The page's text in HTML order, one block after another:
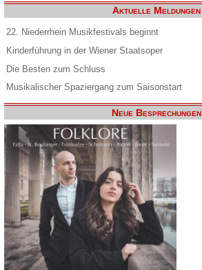
Aktuelle Meldungen
22. Niederrhein Musikfestivals beginnt
Kinderführung in der Wiener Staatsoper
Die Besten zum Schluss
Musikalischer Spaziergang zum Saisonstart
Neue Besprechungen